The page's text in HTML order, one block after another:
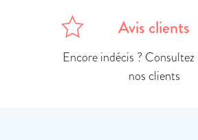
Avis clients
Encore indécis ? Consultez
nos clients